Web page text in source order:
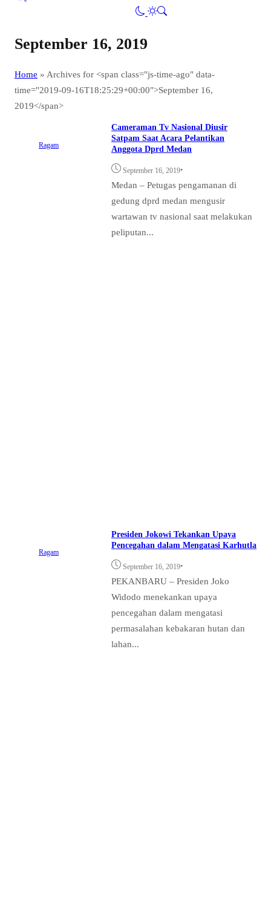
September 16, 2019
Home » Archives for <span class="js-time-ago" data-
time="2019-09-16T18:25:29+00:00">September 16,
2019</span>
Ragam
Cameraman Tv Nasional Diusir
Satpam Saat Acara Pelantikan
Anggota Dprd Medan
September 16, 2019•
Medan – Petugas pengamanan di
gedung dprd medan mengusir
wartawan tv nasional saat melakukan
peliputan...
Ragam
Presiden Jokowi Tekankan Upaya
Pencegahan dalam Mengatasi Karhutla
September 16, 2019•
PEKANBARU – Presiden Joko
Widodo menekankan upaya
pencegahan dalam mengatasi
permasalahan kebakaran hutan dan
lahan...